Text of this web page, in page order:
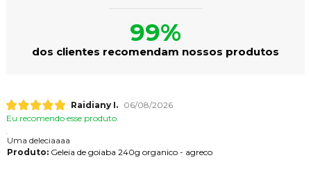
99%
dos clientes recomendam nossos produtos
Raidiany I.
06/08/2026
Eu recomendo esse produto.
Uma deleciaaaa
Produto:Geleia de goiaba 240g organico - agreco